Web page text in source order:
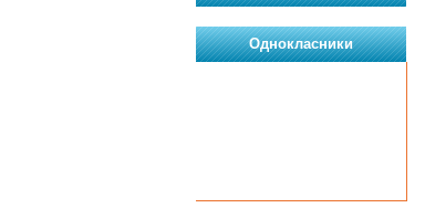
Однокласники